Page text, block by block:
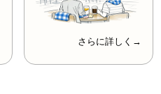
さらに詳しく→